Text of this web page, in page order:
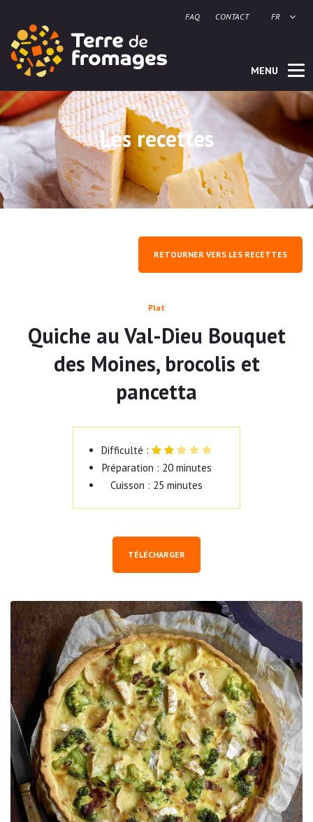
MENU
FAQ CONTACT FR
Les recettes
RETOURNER VERS LES RECETTES
Plat
Quiche au Val-Dieu Bouquet
des Moines, brocolis et
pancetta
Difficulté :
Préparation : 20 minutes
Cuisson : 25 minutes
TÉLÉCHARGER